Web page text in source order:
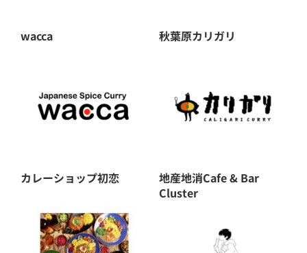
wacca 秋葉原カリガリ
カレーショップ初恋
地産地消Cafe & Bar
Cluster